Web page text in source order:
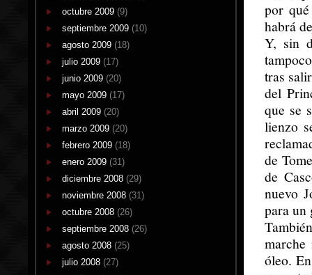
octubre 2009 (9)
septiembre 2009 (10)
agosto 2009 (18)
julio 2009 (17)
junio 2009 (20)
mayo 2009 (17)
abril 2009 (20)
marzo 2009 (20)
febrero 2009 (18)
enero 2009 (31)
diciembre 2008 (29)
noviembre 2008 (31)
octubre 2008 (26)
septiembre 2008 (26)
agosto 2008 (25)
julio 2008 (27)
por
habrá
Y, sin
tras
del
que se
lienzo
de
de
nuevo
para un
óleo.